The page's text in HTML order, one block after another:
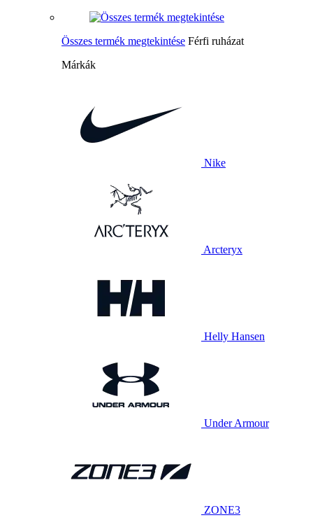
Összes termék megtekintése Férfi ruházat
Márkák
Nike
Arcteryx
Helly Hansen
Under Armour
ZONE3